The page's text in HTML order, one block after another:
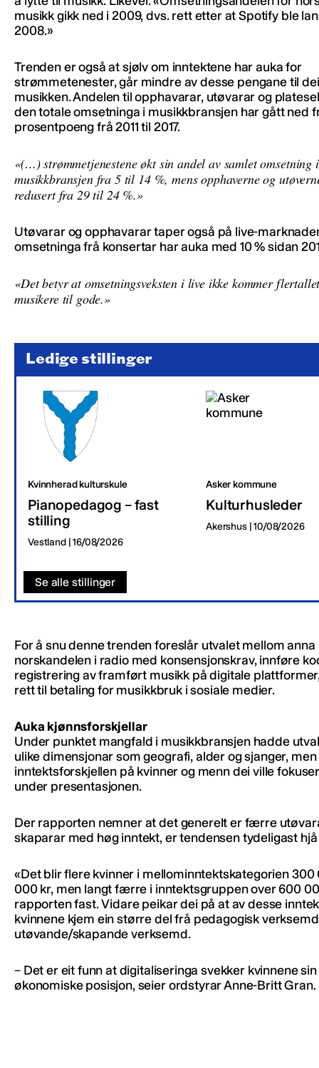
musikk gikk ned i 2009, dvs. rett etter at Spotify ble
2008.»
Trenden er også at sjølv om inntektene har auka for
strømmetenester, går mindre av desse pengane til
musikken. Andelen til opphavarar, utøvarar og
den totale omsetninga i musikkbransjen har gått ned
prosentpoeng frå 2011 til 2017.
«(…) strømmetjenestene økt sin andel av samlet omsetning i
musikkbransjen fra 5 til 14 %, mens opphaverne og
redusert fra 29 til 24 %.»
Utøvarar og opphavarar taper også på live-
omsetninga frå konsertar har auka med 10 % sidan
«Det betyr at omsetningsveksten i live ikke kommer
musikere til gode.»
Ledige stillinger
Kvinnherad kulturskule
Pianopedagog – fast
stilling
Vestland | 16/08/2026
Asker kommune
Kulturhusleder
Akershus | 10/08/2026
Se alle stillinger
For å snu denne trenden foreslår utvalet mellom anna
norskandelen i radio med konsensjonskrav, innføre
registrering av framført musikk på digitale
rett til betaling for musikkbruk i sosiale medier.
Auka kjønnsforskjellar
Under punktet mangfald i musikkbransjen hadde
ulike dimensjonar som geografi, alder og sjanger,
inntektsforskjellen på kvinner og menn dei ville
under presentasjonen.
Der rapporten nemner at det generelt er færre
skaparar med høg inntekt, er tendensen tydeligast
«Det blir flere kvinner i mellominntektskategorien
000 kr, men langt færre i inntektsgruppen over 600
rapporten fast. Vidare peikar dei på at av desse
kvinnene kjem ein større del frå pedagogisk
utøvande/skapande verksemd.
– Det er eit funn at digitaliseringa svekker kvinnene sin
økonomiske posisjon, seier ordstyrar Anne-Britt Gran.